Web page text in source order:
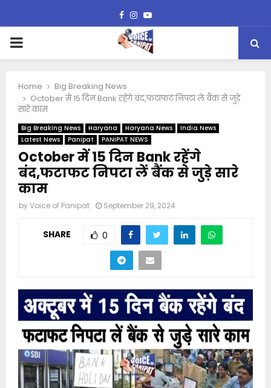
Facebook
Instagram
Youtube
PRIMARY
Home
Big Breaking News
October में 15 दिन Bank रहेंगे बंद,फटाफट निपटा लें बैंक से जुड़े
सारे काम
Big Breaking News Haryana Haryana News
India News
Latest News
Panipat PANIPAT NEWS
October में 15 दिन Bank रहेंगे
बंद,फटाफट निपटा लें बैंक से जुड़े सारे
काम
byVoice of Panipat September 29, 2024
SHARE 0